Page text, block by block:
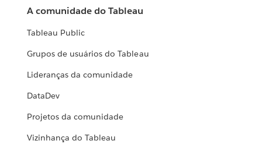
A comunidade do Tableau
Tableau Public
Grupos de usuários do Tableau
Lideranças da comunidade
DataDev
Projetos da comunidade
Vizinhança do Tableau